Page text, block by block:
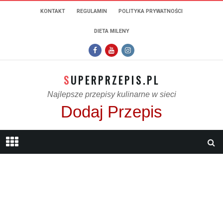
KONTAKT REGULAMIN POLITYKA PRYWATNOŚCI
DIETA MILENY
SUPERPRZEPIS.PL
Najlepsze przepisy kulinarne w sieci
Dodaj Przepis